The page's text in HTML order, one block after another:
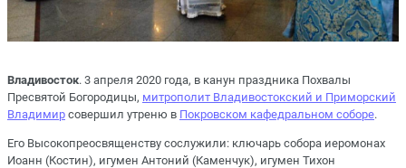
Владивосток. 3 апреля 2020 года, в канун праздника Похвалы
Пресвятой Богородицы, митрополит Владивостокский и Приморский
Владимир совершил утреню в Покровском кафедральном соборе.
Его Высокопреосвященству сослужили: ключарь собора иеромонах
Иоанн (Костин), игумен Антоний (Каменчук), игумен Тихон